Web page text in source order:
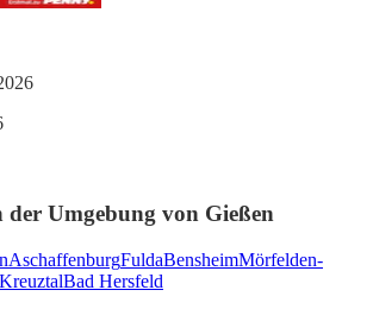
der Umgebung von Gießen
AschaffenburgFuldaBensheimMörfelden-
KreuztalBad Hersfeld